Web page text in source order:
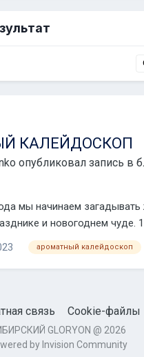
КАЛЕЙДОСКОП
опубликовал запись в
мы начинаем загадывать
и новогоднем чуде.
территории онлайн
событие "Ароматный
создаст атмосферу
ароматный калейдоскоп
связь Cookie-файлы
GLORYON @ 2026
by Invision Community